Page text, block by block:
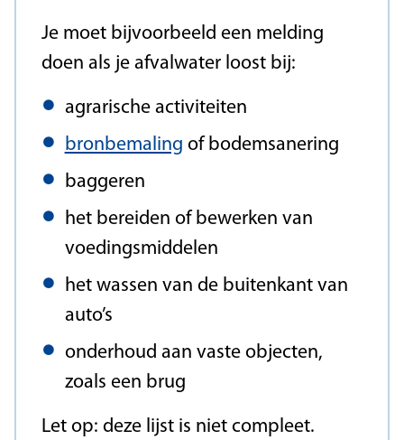
Je moet bijvoorbeeld een melding
doen als je afvalwater loost bij:
agrarische activiteiten
bronbemaling of bodemsanering
baggeren
het bereiden of bewerken van
voedingsmiddelen
het wassen van de buitenkant van
auto’s
onderhoud aan vaste objecten,
zoals een brug
Let op: deze lijst is niet compleet.